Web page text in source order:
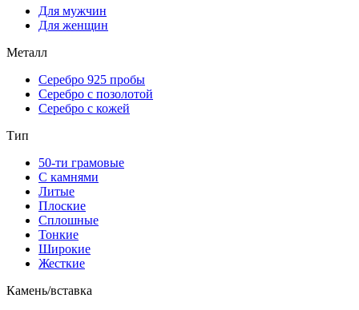
Для мужчин
Для женщин
Металл
Серебро 925 пробы
Серебро с позолотой
Серебро с кожей
Тип
50-ти грамовые
С камнями
Литые
Плоские
Сплошные
Тонкие
Широкие
Жесткие
Камень/вставка